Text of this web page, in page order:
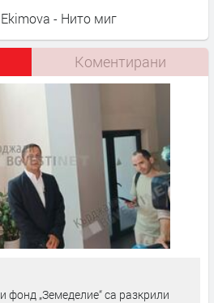
- Нито миг
Коментирани
фонд „Земеделие“ са разкрили